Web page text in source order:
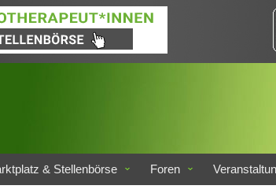
& Stellenbörse Foren